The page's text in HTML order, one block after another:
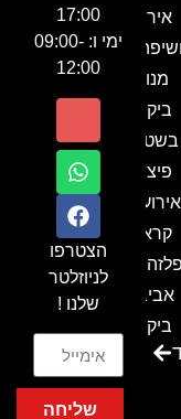
אירוע
זיו
מנור
ביקור
בשטח-
פיצ'ר
אירועים
קראון
פלזה תל
אביב-
ביקור
בכנס
17:00
ימי ו: 09:00-
12:00
הצטרפו
לניוזלטר
שלנו !
שליחה